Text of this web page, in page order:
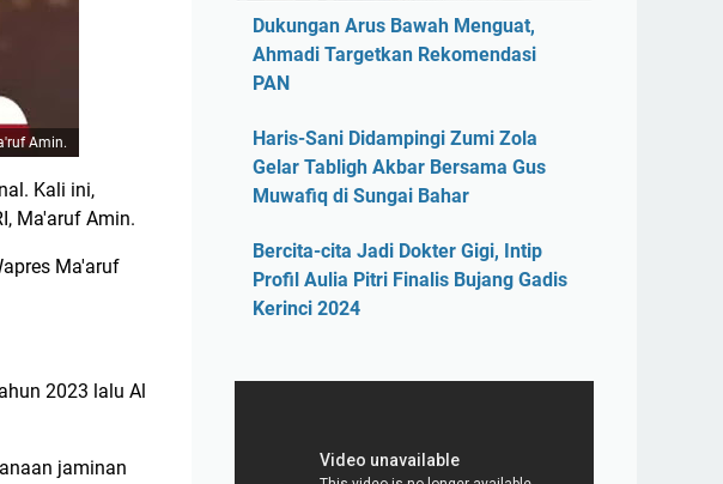
Amin.
Kali ini,
Ma'aruf Amin.
Ma'aruf
2023 lalu Al
jaminan
Dukungan Arus Bawah Menguat,
Ahmadi Targetkan Rekomendasi
PAN
Haris-Sani Didampingi Zumi Zola
Gelar Tabligh Akbar Bersama Gus
Muwafiq di Sungai Bahar
Bercita-cita Jadi Dokter Gigi, Intip
Profil Aulia Pitri Finalis Bujang Gadis
Kerinci 2024